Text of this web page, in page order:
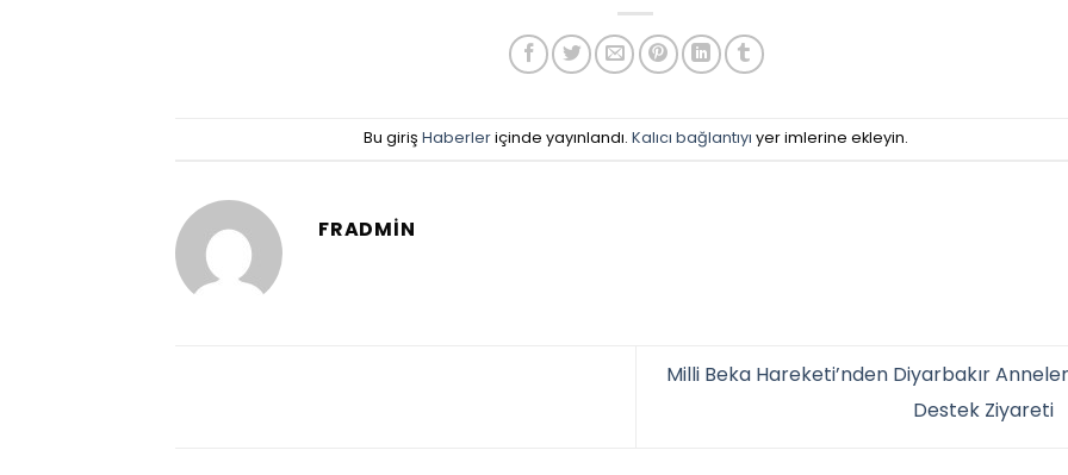
Bu giriş Haberleriçinde yayınlandı. Kalıcı bağlantıyı yer imlerine ekleyin.
FRADMIN
Milli Beka Hareketi’nden Diyarbakır
Destek Ziyareti